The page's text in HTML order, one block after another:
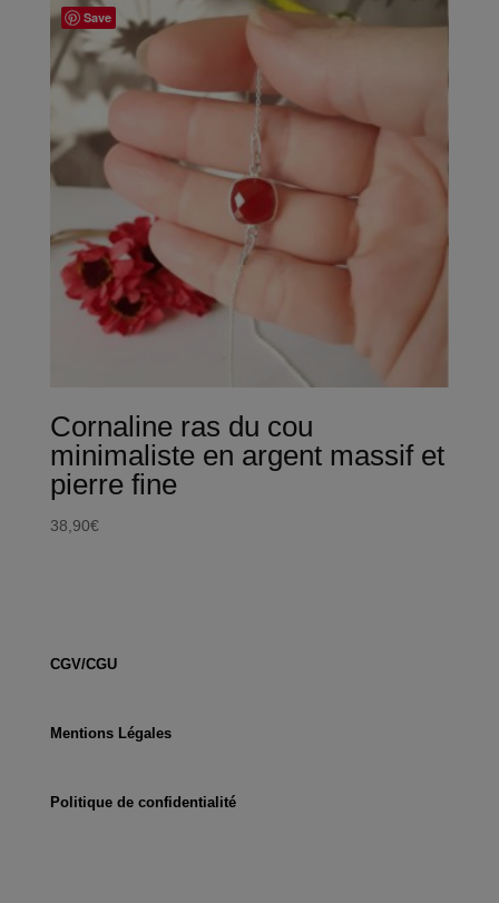
Save
Cornaline ras du cou
minimaliste en argent massif et
pierre fine
38,90€
CGV/CGU
Mentions Légales
Politique de confidentialité